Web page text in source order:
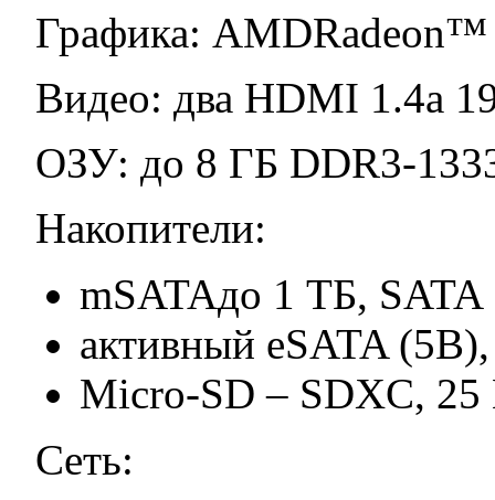
Графика: AMDRadeon™
Видео: два HDMI 1.4a
ОЗУ: до 8 ГБ DDR3-
Накопители:
mSATAдо 1 TБ, SATA
активный eSATA
Micro-SD – SDXC,
Сеть: